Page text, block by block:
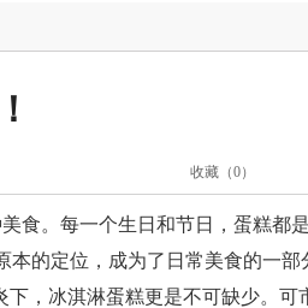
收藏（0）
。每一个生日和节日，蛋糕都
的定位，成为了日常美食的一部
，冰淇淋蛋糕更是不可缺少。可